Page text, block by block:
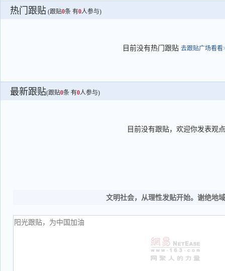
热门跟贴 (跟贴0条 有0人参与)
目前没有热门跟贴 去跟贴广场看看
最新跟贴(跟贴0条 有0人参与)
目前没有跟贴，欢迎你发表观点
文明社会，从理性发贴开始。谢绝地